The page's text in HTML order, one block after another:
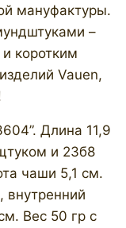
мануфактуры.
–
коротким
Vauen,
Длина 11,9
и 23б8
чаши 5,1 см.
Вес 50 гр с